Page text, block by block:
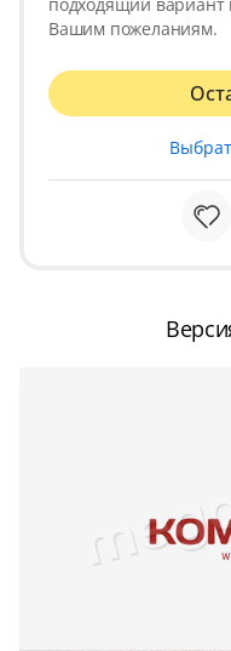
Вашим пожеланиям.